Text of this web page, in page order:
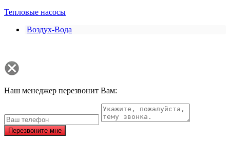
Тепловые насосы
Воздух-Вода
Наш менеджер перезвонит Вам:
Перезвоните мне